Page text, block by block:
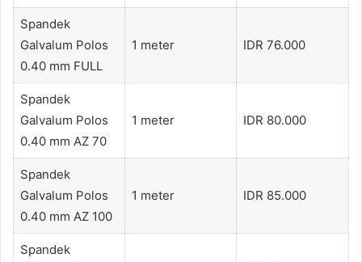
Spandek
Galvalum Polos
0.40 mm FULL
1 meter IDR 76.000
Spandek
Galvalum Polos
0.40 mm AZ 70
1 meter IDR 80.000
Spandek
Galvalum Polos
0.40 mm AZ 100
1 meter IDR 85.000
Spandek